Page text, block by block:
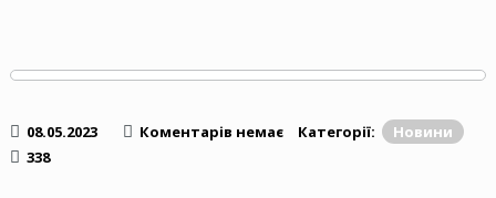
08.05.2023 Коментарів немає Категорії:
Новини
338